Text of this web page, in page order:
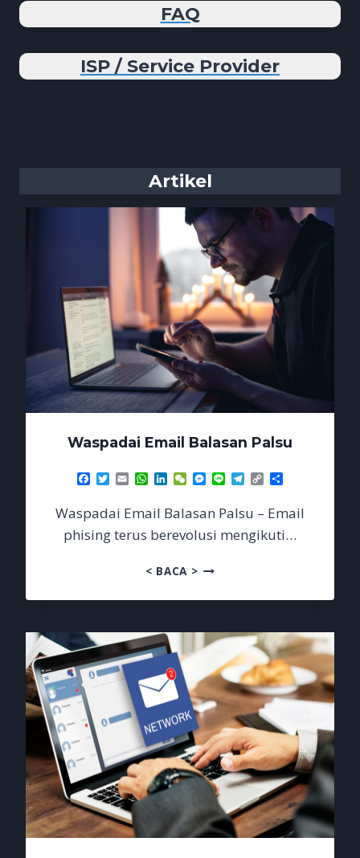
FAQ
ISP / Service Provider
Artikel
Waspadai Email Balasan Palsu
Facebook
TwitterEmailWhatsApp
LinkedIn
WeChatMessenger
Line Telegram
Copy
Link
Waspadai Email Balasan Palsu – Email
phising terus berevolusi mengikuti…
< BACA >WASPADAI
BALASAN